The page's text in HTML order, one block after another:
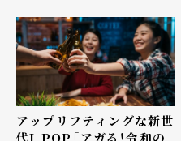
アップリフティングな新世
代J-POP――「アガる！令和の